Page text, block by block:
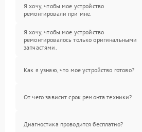
Я хочу, чтобы мое устройство
ремонтировали при мне.
Я хочу, чтобы мое устройство
ремонтировалось только оригинальными
запчастями.
Как я узнаю, что мое устройство готово?
От чего зависит срок ремонта техники?
Диагностика проводится бесплатно?